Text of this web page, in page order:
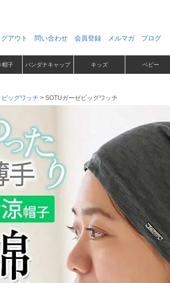
グアウト 問い合わせ 会員登録 メルマガ ブログ
帽子 バンダナキャップ キッズ ベビー
ビッグワッチ SOTUガーゼビッグワッチ